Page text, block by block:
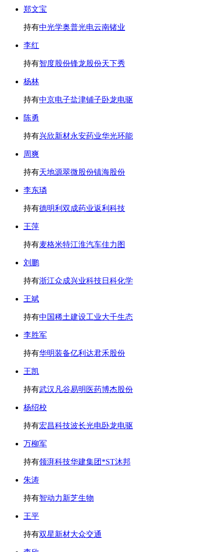
郑文宝
持有中光学奥普光电云南锗业
李红
持有智度股份锋龙股份天下秀
杨林
持有中京电子盐津铺子卧龙电驱
陈勇
持有兴欣新材永安药业华光环能
周爽
持有天地源翠微股份镇海股份
李东璘
持有德明利 双成药业返利科技
王萍
持有麦格米特江淮汽车佳力图
刘鹏
持有浙江众成兴业科技日科化学
王斌
持有中国稀土建设工业大千生态
李胜军
持有华明装备亿利达君禾股份
王凯
持有武汉凡谷易明医药博杰股份
杨绍校
持有宏昌科技波长光电卧龙电驱
万柳军
持有领湃科技华建集团 *ST沐邦
朱涛
持有智动力新芝生物
王平
持有双星新材大众交通